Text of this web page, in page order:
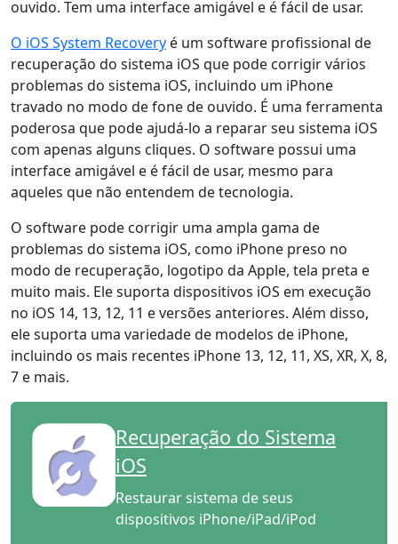
ouvido. Tem uma interface amigável e é fácil de usar.
O iOS System Recovery é um software profissional de
recuperação do sistema iOS que pode corrigir vários
problemas do sistema iOS, incluindo um iPhone
travado no modo de fone de ouvido. É uma ferramenta
poderosa que pode ajudá-lo a reparar seu sistema iOS
com apenas alguns cliques. O software possui uma
interface amigável e é fácil de usar, mesmo para
aqueles que não entendem de tecnologia.
O software pode corrigir uma ampla gama de
problemas do sistema iOS, como iPhone preso no
modo de recuperação, logotipo da Apple, tela preta e
muito mais. Ele suporta dispositivos iOS em execução
no iOS 14, 13, 12, 11 e versões anteriores. Além disso,
ele suporta uma variedade de modelos de iPhone,
incluindo os mais recentes iPhone 13, 12, 11, XS, XR, X, 8,
7 e mais.
Recuperação do Sistema
iOS
Restaurar sistema de seus
dispositivos iPhone/iPad/iPod